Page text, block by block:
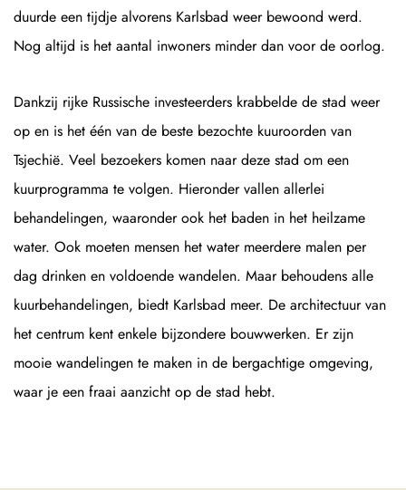
duurde een tijdje alvorens Karlsbad weer bewoond werd.
Nog altijd is het aantal inwoners minder dan voor de oorlog.
Dankzij rijke Russische investeerders krabbelde de stad weer
op en is het één van de beste bezochte kuuroorden van
Tsjechië. Veel bezoekers komen naar deze stad om een
kuurprogramma te volgen. Hieronder vallen allerlei
behandelingen, waaronder ook het baden in het heilzame
water. Ook moeten mensen het water meerdere malen per
dag drinken en voldoende wandelen. Maar behoudens alle
kuurbehandelingen, biedt Karlsbad meer. De architectuur van
het centrum kent enkele bijzondere bouwwerken. Er zijn
mooie wandelingen te maken in de bergachtige omgeving,
waar je een fraai aanzicht op de stad hebt.